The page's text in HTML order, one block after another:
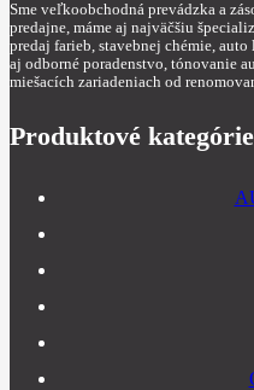
Sme veľkoobchodná prevádzka a
predajne, máme aj najväčšiu
predaj farieb, stavebnej chémie,
aj odborné poradenstvo, tónovanie
miešacích zariadeniach od
Produktové kategórie